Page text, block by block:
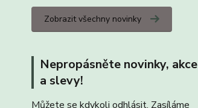
Zobrazit všechny novinky
Nepropásněte novinky, akce
a slevy!
Můžete se kdykoli odhlásit. Zasíláme